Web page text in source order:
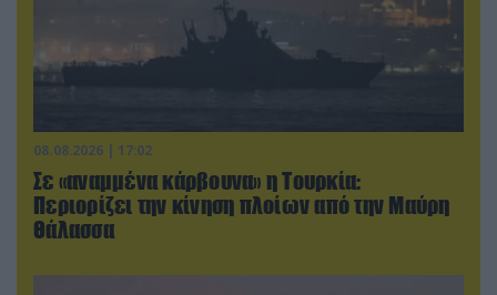
08.08.2026 | 17:02
Σε «αναμμένα κάρβουνα» η Τουρκία:
Περιορίζει την κίνηση πλοίων από την Μαύρη
Θάλασσα